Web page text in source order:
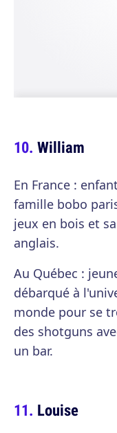
William
En France :
famille bobo
jeux en bois et
anglais.
Au Québec :
débarqué à
monde pour se
des shotguns
un bar.
Louise